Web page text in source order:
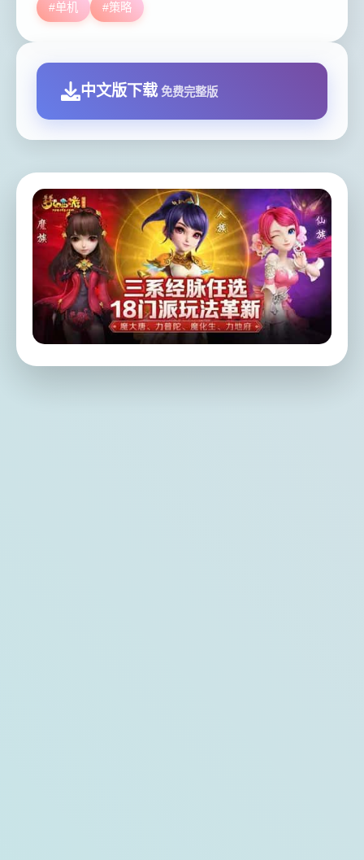
#单机 #策略
中文版下载 免费完整版